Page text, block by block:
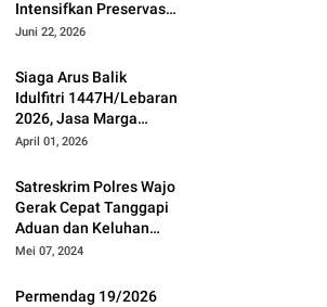
Intensifkan Preservasi
Rutin Jalan Tol untuk
Keamanan dan
Kenyamanan
Perjalanan
Juni 22, 2026
Siaga Arus Balik
Idulfitri 1447H/Lebaran
2026, Jasa Marga
Pastikan Kesiapan
Pemudik Gunakan Rest
Area Alternatif
April 01, 2026
Satreskrim Polres Wajo
Gerak Cepat Tanggapi
Aduan dan Keluhan
Masyarakat Soal Aksi
Mei 07, 2024
Permendag 19/2026